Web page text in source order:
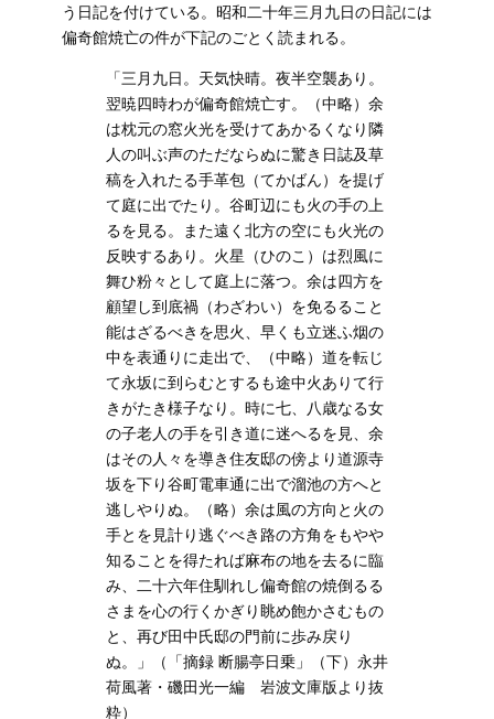
う日記を付けている。昭和二十年三月九日の日記には
偏奇館焼亡の件が下記のごとく読まれる。
「三月九日。天気快晴。夜半空襲あり。
翌暁四時わが偏奇館焼亡す。（中略）余
は枕元の窓火光を受けてあかるくなり隣
人の叫ぶ声のただならぬに驚き日誌及草
稿を入れたる手革包（てかばん）を提げ
て庭に出でたり。谷町辺にも火の手の上
るを見る。また遠く北方の空にも火光の
反映するあり。火星（ひのこ）は烈風に
舞ひ粉々として庭上に落つ。余は四方を
顧望し到底禍（わざわい）を免るること
能はざるべきを思火、早くも立迷ふ烟の
中を表通りに走出で、（中略）道を転じ
て永坂に到らむとするも途中火ありて行
きがたき様子なり。時に七、八歳なる女
の子老人の手を引き道に迷へるを見、余
はその人々を導き住友邸の傍より道源寺
坂を下り谷町電車通に出で溜池の方へと
逃しやりぬ。（略）余は風の方向と火の
手とを見計り逃ぐべき路の方角をもやや
知ることを得たれば麻布の地を去るに臨
み、二十六年住馴れし偏奇館の焼倒るる
さまを心の行くかぎり眺め飽かさむもの
と、再び田中氏邸の門前に歩み戻り
ぬ。」（「摘録 断腸亭日乗」（下）永井
荷風著・磯田光一編 岩波文庫版より抜
粋）